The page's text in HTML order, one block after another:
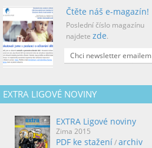
Čtěte náš e-magazín!
Poslední číslo magazínu
najdete zde.
Chci newsletter emailem
EXTRA LIGOVÉ NOVINY
EXTRA Ligové noviny
Zima 2015
PDF ke stažení/archiv